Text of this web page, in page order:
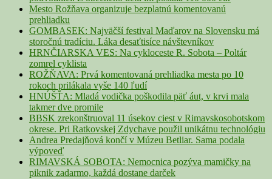
Mesto Rožňava organizuje bezplatnú komentovanú
prehliadku
GOMBASEK: Najväčší festival Maďarov na Slovensku má
storočnú tradíciu. Láka desaťtisíce návštevníkov
HRNČIARSKA VES: Na cykloceste R. Sobota – Poltár
zomrel cyklista
ROŽŇAVA: Prvá komentovaná prehliadka mesta po 10
rokoch prilákala vyše 140 ľudí
HNÚŠŤA: Mladá vodička poškodila päť áut, v krvi mala
takmer dve promile
BBSK zrekonštruoval 11 úsekov ciest v Rimavskosobotskom
okrese. Pri Ratkovskej Zdychave použil unikátnu technológiu
Andrea Predajňová končí v Múzeu Betliar. Sama podala
výpoveď
RIMAVSKÁ SOBOTA: Nemocnica pozýva mamičky na
piknik zadarmo, každá dostane darček